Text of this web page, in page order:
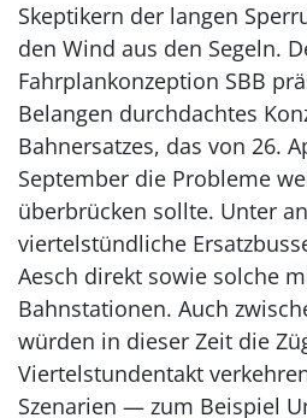
Skeptikern der langen
den Wind aus den Segeln.
Fahrplankonzeption SBB
Belangen durchdachtes
Bahnersatzes, das von 26.
September die Probleme
überbrücken sollte. Unter
viertelstündliche
Aesch direkt sowie solche
Bahnstationen. Auch
würden in dieser Zeit die
Viertelstundentakt
Szenarien — zum Beispiel